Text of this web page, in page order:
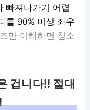
빠져나가기 어렵
를 90% 이상 좌우
만 이해하면 청소
겁니다!! 절대